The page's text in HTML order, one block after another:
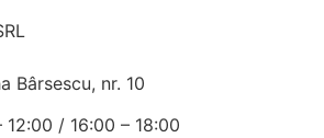
Bârsescu, nr. 10
12:00 / 16:00 – 18:00